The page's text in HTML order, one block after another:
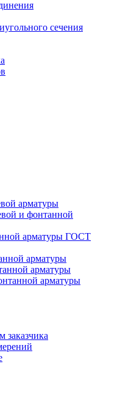
сечения
арматуры
и фонтанной
арматуры ГОСТ
арматуры
арматуры
арматуры
заказчика